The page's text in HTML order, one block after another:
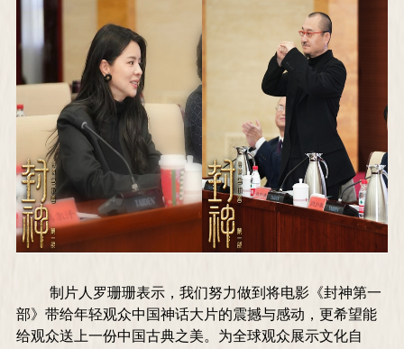
制片人罗珊珊表示，我们努力做到将电影《封神第一
部》带给年轻观众中国神话大片的震撼与感动，更希望能
给观众送上一份中国古典之美。为全球观众展示文化自